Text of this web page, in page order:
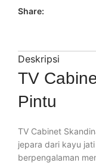
Share:
Deskripsi
TV
Pintu
TV Cabinet
jepara dari kayu
berpengalaman